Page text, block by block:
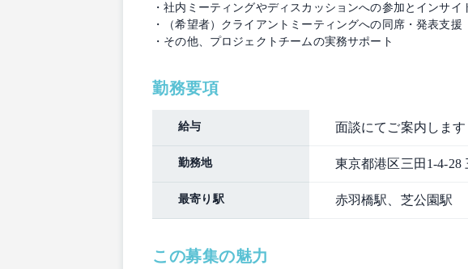
・社内ミーティングやディスカッションへの参加とインサイ
・（希望者）クライアントミーティングへの同席・発表支援
・その他、プロジェクトチームの実務サポート
勤務要項
給与 面談にてご案内します
勤務地 東京都港区三田1-4-28
最寄り駅 赤羽橋駅、芝公園駅
この募集の魅力